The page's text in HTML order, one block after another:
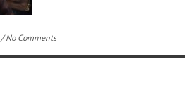
/ No Comments